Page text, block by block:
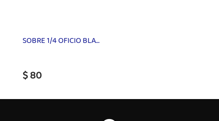
SOBRE 1/4 OFICIO BLANCO
$ 80